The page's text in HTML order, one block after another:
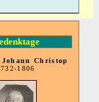
Johann Christop
1806